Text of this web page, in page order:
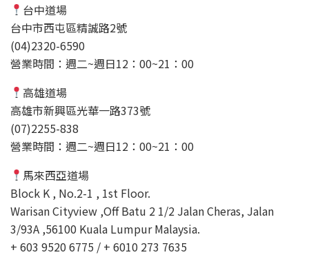
台中道場
台中市西屯區精誠路2號
(04)2320-6590
營業時間：週二~週日12：00~21：00
高雄道場
高雄市新興區光華一路373號
(07)2255-838
營業時間：週二~週日12：00~21：00
馬來西亞道場
Block K , No.2-1 , 1st Floor.
Warisan Cityview ,Off Batu 2 1/2 Jalan Cheras, Jalan
3/93A ,56100 Kuala Lumpur Malaysia.
+ 603 9520 6775 / + 6010 273 7635